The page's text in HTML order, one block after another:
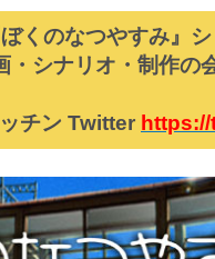
くのなつやすみ』
・シナリオ・制作の
チン Twitter